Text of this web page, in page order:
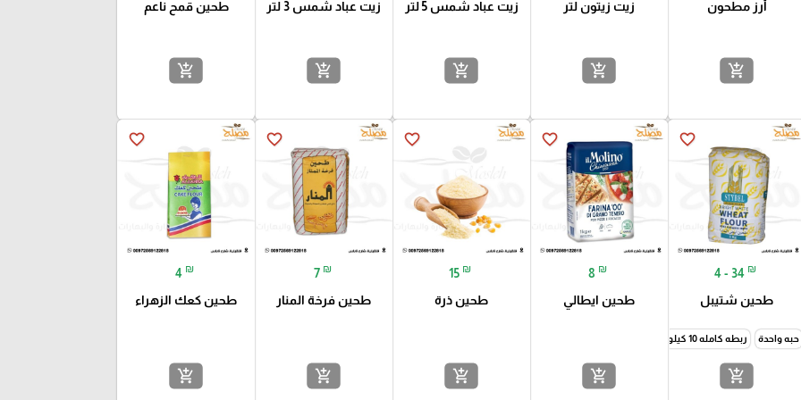
أرز مطحون
add_shopping_cart
زيت زيتون لتر
add_shopping_cart
زيت عباد شمس 5 لتر
add_shopping_cart
زيت عباد شمس 3 لتر
add_shopping_cart
طحين قمح ناعم
add_shopping_cart
favorite_border
4 - 34 ₪
طحين شتيبل
حبه واحدة ربطه كامله 10 كيلو
add_shopping_cart
favorite_border
8 ₪
طحين ايطالي
add_shopping_cart
favorite_border
15 ₪
طحين ذرة
add_shopping_cart
favorite_border
7 ₪
طحين فرخة المنار
add_shopping_cart
favorite_border
4 ₪
طحين كعك الزهراء
add_shopping_cart